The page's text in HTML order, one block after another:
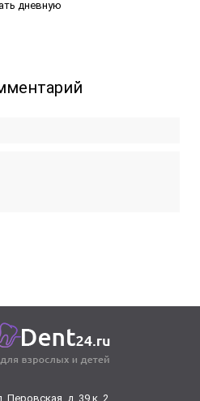
дневную
Перовская. д. 39 к. 2,